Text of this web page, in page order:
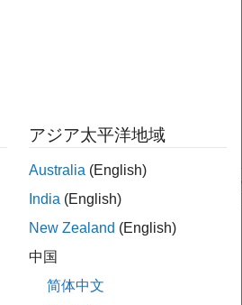
function that can be deployed onto a
loop (PIL) execution. For more
アジア太平洋地域
Australia (English)
India (English)
New Zealand (English)
中国
简体中文